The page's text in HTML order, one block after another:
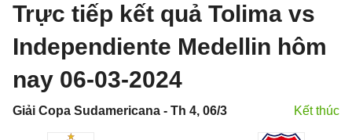
Trực tiếp kết quả Tolima vs
Independiente Medellin hôm
nay 06-03-2024
Giải Copa Sudamericana - Th 4, 06/3 Kết thúc